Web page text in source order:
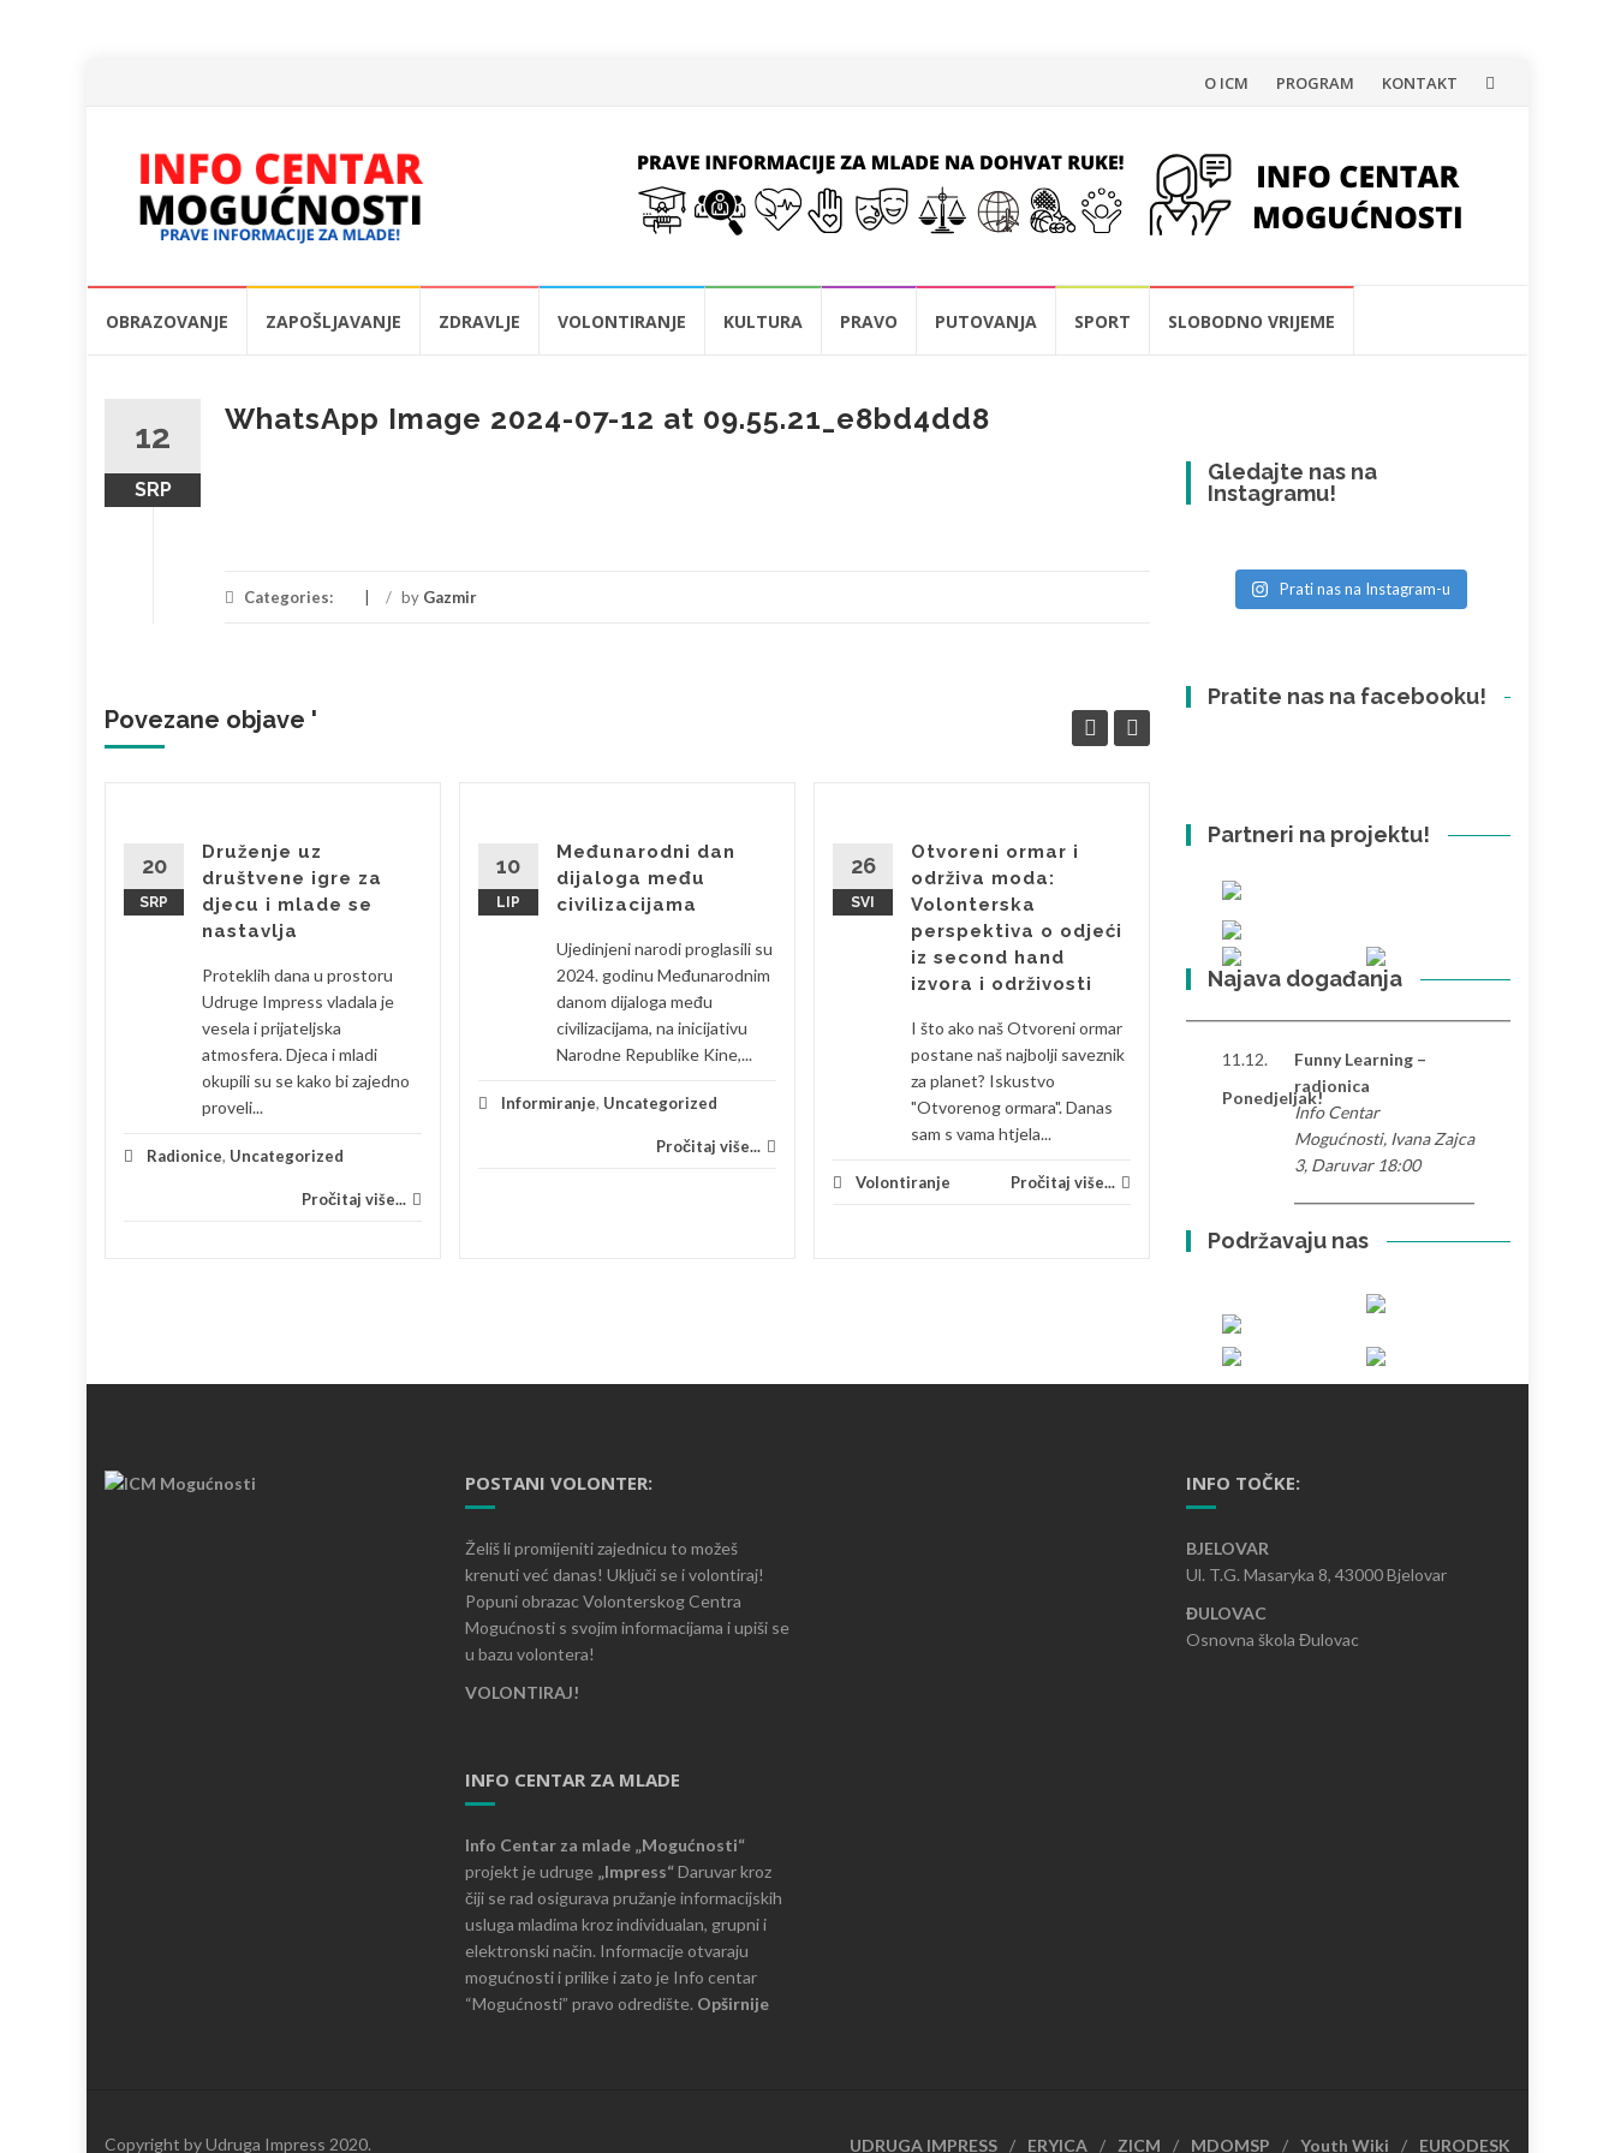
Skip
content
O ICM PROGRAM KONTAKT
OBRAZOVANJE ZAPOŠLJAVANJE ZDRAVLJE VOLONTIRANJE KULTURA PRAVO PUTOVANJA SPORT SLOBODNO VRIJEME
12
SRP
WhatsApp Image 2024-07-12 at 09.55.21_e8bd4dd8
Categories: / by Gazmir
Povezane objave '
20
SRP
Druženje uz
društvene igre za
djecu i mlade se
nastavlja
Proteklih dana u prostoru
Udruge Impress vladala je
vesela i prijateljska
atmosfera. Djeca i mladi
okupili su se kako bi zajedno
proveli...
Radionice, Uncategorized
Pročitaj više...
10
LIP
Međunarodni dan
dijaloga među
civilizacijama
Ujedinjeni narodi proglasili su
2024. godinu Međunarodnim
danom dijaloga među
civilizacijama, na inicijativu
Narodne Republike Kine,...
Informiranje, Uncategorized
Pročitaj više...
26
SVI
Otvoreni ormar i
održiva moda:
Volonterska
perspektiva o odjeći
iz second hand
izvora i održivosti
I što ako naš Otvoreni ormar
postane naš najbolji saveznik
za planet? Iskustvo
"Otvorenog ormara". Danas
sam s vama htjela...
Volontiranje Pročitaj više...
26
SVI
Razlike između
značajno vrijeme u Hrvatskoj i
Turskoj, primijetio sam
Volontiranje Pročitaj više...
Gledajte nas na
Instagramu!
Prati nas na Instagram-u
Pratite nas na facebooku!
Partneri na projektu!
Najava događanja
11.12.
Ponedjeljak!
Funny Learning –
radionica
Info Centar
Mogućnosti, Ivana Zajca
3, Daruvar 18:00
Podržavaju nas
POSTANI VOLONTER:
Želiš li promijeniti zajednicu to možeš
krenuti već danas! Uključi se i volontiraj!
Popuni obrazac Volonterskog Centra
Mogućnosti s svojim informacijama i upiši se
u bazu volontera!
VOLONTIRAJ!
INFO CENTAR ZA MLADE
Info Centar za mlade „Mogućnosti“
projekt je udruge „Impress“Daruvar kroz
čiji se rad osigurava pružanje informacijskih
usluga mladima kroz individualan, grupni i
elektronski način. Informacije otvaraju
mogućnosti i prilike i zato je Info centar
“Mogućnosti” pravo odredište. Opširnije
INFO TOČKE:
BJELOVAR
Ul. T.G. Masaryka 8, 43000 Bjelovar
ĐULOVAC
Osnovna škola Đulovac
UDRUGA IMPRESS ERYICA ZICM MDOMSP Youth Wiki EURODESK
Copyright by Udruga Impress 2020.